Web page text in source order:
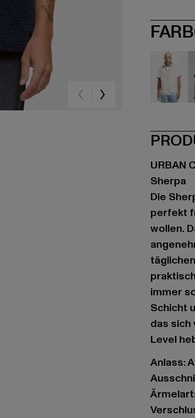
URBAN
Sherpa
Die
perfekt
wollen.
immer
Schicht
das sich
Level
Anlass: